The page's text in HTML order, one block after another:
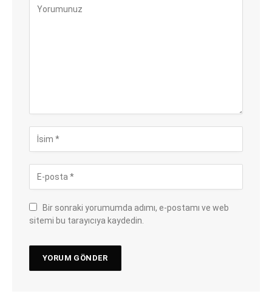
Bir sonraki yorumumda adımı, e-postamı ve web
sitemi bu tarayıcıya kaydedin.